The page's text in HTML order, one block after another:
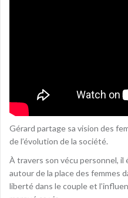
Gérard partage sa vision des
de l’évolution de la société.
À travers son vécu personnel,
autour de la place des femmes
liberté dans le couple et